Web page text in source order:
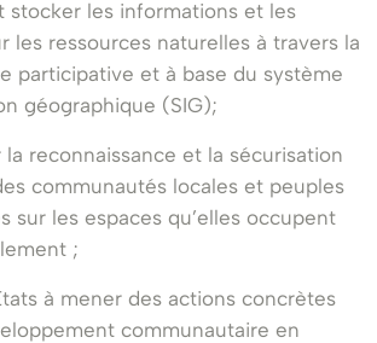
stocker les informations et les
les ressources naturelles à travers la
participative et à base du système
géographique (SIG);
reconnaissance et la sécurisation
communautés locales et peuples
sur les espaces qu’elles occupent
;
à mener des actions concrètes
communautaire en